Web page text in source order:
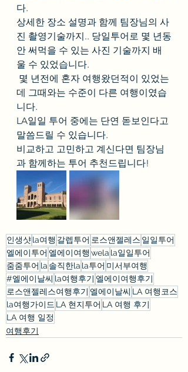
다.
상세한 장소 설명과 함께 팀장님의 사
진 촬영기술까지.. 당일투어로 몇 년동
안 써먹을 수 있는 사진 기술까지 배
울 수 있었습니다.
데 그때와는 수준이 다른 여행이였습
니다.
LA일일 투어 중에는 단연 돋보인다고
말씀드릴 수 있습니다.
비교하고 고민하고 계신다면 팀장님
과 함께하는 투어 추천드립니다!
인생샷la여행 갈렙투어 로스앤젤레스 일일투어
엘에이투어 엘에이여행 wela la일일투어
줌줌투어 la 솔직한la la투어 미서부여행
#엘에이날씨 la여행후기 엘에이여행후기
로스앤젤레스여행후기 엘에이날씨 LA 여행코스
la여행가이드 LA 현지투어 LA 여행 후기
LA 여행 일정
여행후기